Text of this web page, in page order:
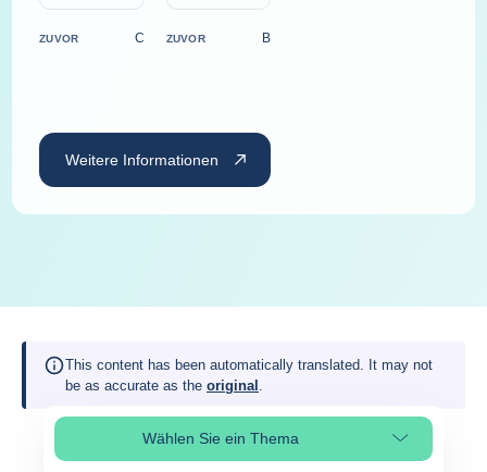
ZUVOR C ZUVOR B
Weitere Informationen
This content has been automatically translated. It may not
be as accurate as the original .
Wählen Sie ein ThemaSeitenabschnitt auswählen